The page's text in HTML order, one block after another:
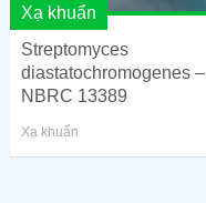
Xạ khuẩn
Streptomyces
diastatochromogenes –
NBRC 13389
Xạ khuẩn